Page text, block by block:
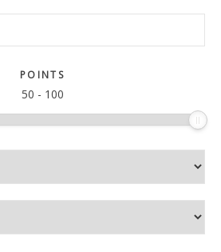
POINTS
50 - 100